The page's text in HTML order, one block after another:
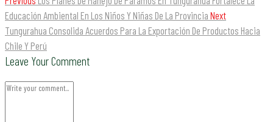
Educación Ambiental En Los Niños Y Niñas De La Provincia Next
Tungurahua Consolida Acuerdos Para La Exportación De Productos Hacia
Chile Y Perú
Leave Your Comment